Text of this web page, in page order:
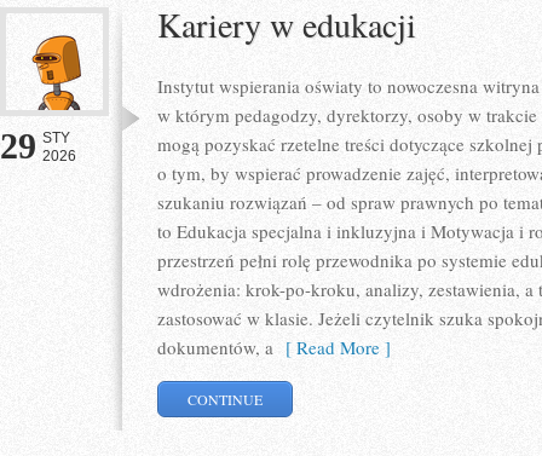
29 STY
2026
Kariery w edukacji
Instytut wspierania oświaty to nowoczesna
w którym pedagodzy, dyrektorzy, osoby w
mogą pozyskać rzetelne treści dotyczące
o tym, by wspierać prowadzenie zajęć,
szukaniu rozwiązań – od spraw prawnych po
to Edukacja specjalna i inkluzyjna i Motywacja i
przestrzeń pełni rolę przewodnika po systemie
wdrożenia: krok-po-kroku, analizy, zestawienia, a
zastosować w klasie. Jeżeli czytelnik szuka
dokumentów, a [ Read More ]
CONTINUE